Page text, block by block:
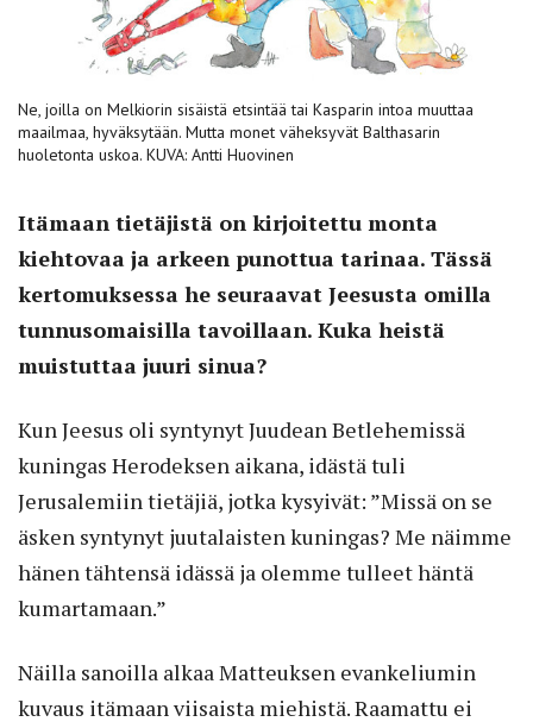
Ne, joilla on Melkiorin sisäistä etsintää tai Kasparin intoa muuttaa
maailmaa, hyväksytään. Mutta monet väheksyvät Balthasarin
huoletonta uskoa. KUVA: Antti Huovinen
Itämaan tietäjistä on kirjoitettu monta
kiehtovaa ja arkeen punottua tarinaa. Tässä
kertomuksessa he seuraavat Jeesusta omilla
tunnusomaisilla tavoillaan. Kuka heistä
muistuttaa juuri sinua?
Kun Jeesus oli syntynyt Juudean Betlehemissä
kuningas Herodeksen aikana, idästä tuli
Jerusalemiin tietäjiä, jotka kysyivät: ”Missä on se
äsken syntynyt juutalaisten kuningas? Me näimme
hänen tähtensä idässä ja olemme tulleet häntä
kumartamaan.”
Näilla sanoilla alkaa Matteuksen evankeliumin
kuvaus itämaan viisaista miehistä. Raamattu ei